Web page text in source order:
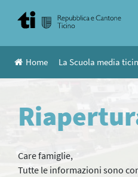
content
Home La Scuola media
Care famiglie,
Tutte le informazioni sono